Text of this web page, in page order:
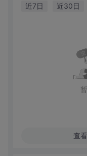
近7日 近30日
查